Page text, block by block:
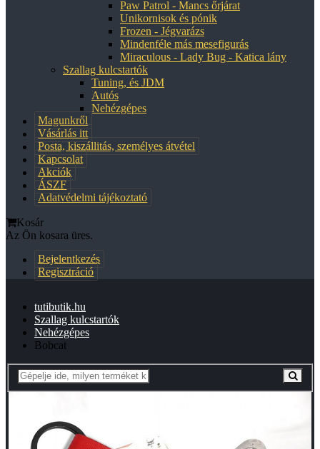
Paw Patrol - Mancs őrjárat
Unikornisok és pónik
Frozen - Jégvarázs
Mindenféle más mesefigurás
Miraculous - Lady Bug - Katica lány
Szallag kulcstartók
Tuning, és JDM
Autós
Nehézgépes
Magunkről
Vásárlás itt
Posta, kiszállitás, személyes átvétel
Kapcsolat
Akciók
ÁSZF
Adatvédelmi tájékoztató
Kosár
Az Ön kosara üres.
Bejelentkezés
Regisztráció
tutibutik.hu
Szallag kulcstartók
Nehézgépes
Bobcat